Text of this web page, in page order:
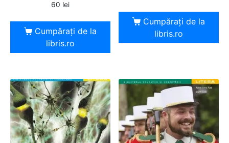
60 lei
Cumpărați de la
libris.ro
Cumpărați de la
libris.ro